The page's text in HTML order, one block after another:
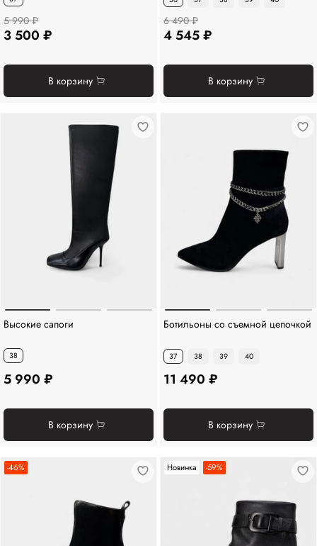
5 990 ₽
3 500 ₽
В корзину
6 490 ₽
4 545 ₽
В корзину
Высокие сапоги
38
5 990 ₽
В корзину
Ботильоны со съемной цепочкой
37 38 39 40
11 490 ₽
В корзину
-46% Новинка -59%